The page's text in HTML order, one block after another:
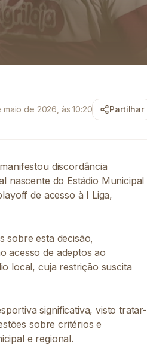
maio de 2026, às 10:20 Partilhar
discordância
nascente do Estádio Municipal
de acesso à I Liga,
sobre esta decisão,
acesso de adeptos ao
local, cuja restrição suscita
significativa, visto tratar-
sobre critérios e
e regional.